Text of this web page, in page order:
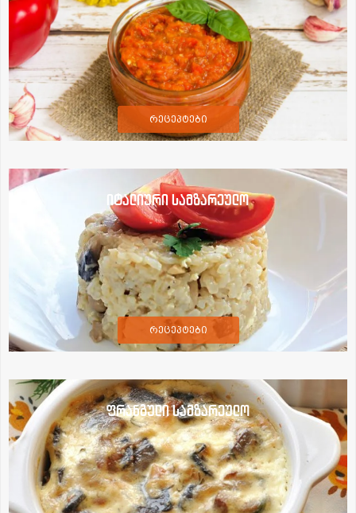
რეცეპტები
იტალიური სამზარეულო
რეცეპტები
ფრანგული სამზარეულო